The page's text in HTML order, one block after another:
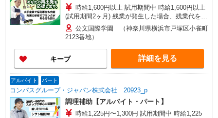
時給1,600円以上 試用期間中 時給1,600円以上
(試用期間2ヶ月) 残業が発生した場合、残業代を1
分単位で別途支給します。
公文国際学園 （神奈川県横浜市戸塚区小雀町
2123番地）
キープ 詳細を見る
アルバイト パート
コンパスグループ・ジャパン株式会社 20923_p
調理補助【アルバイト・パート】
時給1,225円〜1,300円 試用期間中 時給1,225